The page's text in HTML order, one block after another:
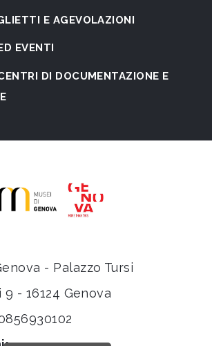
E AGEVOLAZIONI
EVENTI
DI DOCUMENTAZIONE E
- Palazzo Tursi
- 16124 Genova